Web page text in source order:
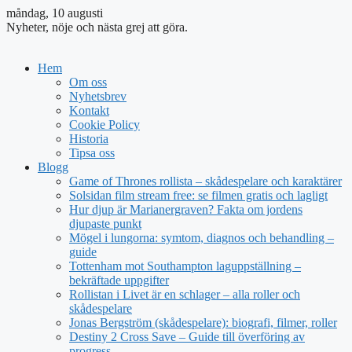
måndag, 10 augusti
Nyheter, nöje och nästa grej att göra.
Hem
Om oss
Nyhetsbrev
Kontakt
Cookie Policy
Historia
Tipsa oss
Blogg
Game of Thrones rollista – skådespelare och karaktärer
Solsidan film stream free: se filmen gratis och lagligt
Hur djup är Marianergraven? Fakta om jordens
djupaste punkt
Mögel i lungorna: symtom, diagnos och behandling –
guide
Tottenham mot Southampton laguppställning –
bekräftade uppgifter
Rollistan i Livet är en schlager – alla roller och
skådespelare
Jonas Bergström (skådespelare): biografi, filmer, roller
Destiny 2 Cross Save – Guide till överföring av